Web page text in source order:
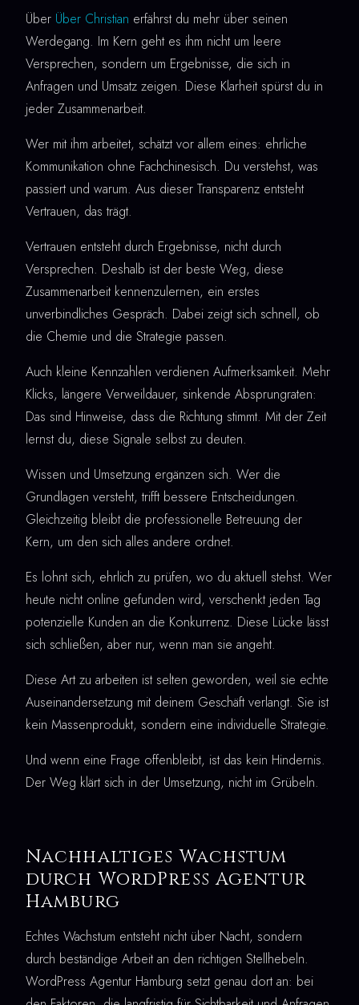
Über Über Christian erfährst du mehr über seinen
Werdegang. Im Kern geht es ihm nicht um leere
Versprechen, sondern um Ergebnisse, die sich in
Anfragen und Umsatz zeigen. Diese Klarheit spürst du in
jeder Zusammenarbeit.
Wer mit ihm arbeitet, schätzt vor allem eines: ehrliche
Kommunikation ohne Fachchinesisch. Du verstehst, was
passiert und warum. Aus dieser Transparenz entsteht
Vertrauen, das trägt.
Vertrauen entsteht durch Ergebnisse, nicht durch
Versprechen. Deshalb ist der beste Weg, diese
Zusammenarbeit kennenzulernen, ein erstes
unverbindliches Gespräch. Dabei zeigt sich schnell, ob
die Chemie und die Strategie passen.
Auch kleine Kennzahlen verdienen Aufmerksamkeit. Mehr
Klicks, längere Verweildauer, sinkende Absprungraten:
Das sind Hinweise, dass die Richtung stimmt. Mit der Zeit
lernst du, diese Signale selbst zu deuten.
Wissen und Umsetzung ergänzen sich. Wer die
Grundlagen versteht, trifft bessere Entscheidungen.
Gleichzeitig bleibt die professionelle Betreuung der
Kern, um den sich alles andere ordnet.
Es lohnt sich, ehrlich zu prüfen, wo du aktuell stehst. Wer
heute nicht online gefunden wird, verschenkt jeden Tag
potenzielle Kunden an die Konkurrenz. Diese Lücke lässt
sich schließen, aber nur, wenn man sie angeht.
Diese Art zu arbeiten ist selten geworden, weil sie echte
Auseinandersetzung mit deinem Geschäft verlangt. Sie ist
kein Massenprodukt, sondern eine individuelle Strategie.
Und wenn eine Frage offenbleibt, ist das kein Hindernis.
Der Weg klärt sich in der Umsetzung, nicht im Grübeln.
Nachhaltiges Wachstum
durch WordPress Agentur
Hamburg
Echtes Wachstum entsteht nicht über Nacht, sondern
durch beständige Arbeit an den richtigen Stellhebeln.
WordPress Agentur Hamburg setzt genau dort an: bei